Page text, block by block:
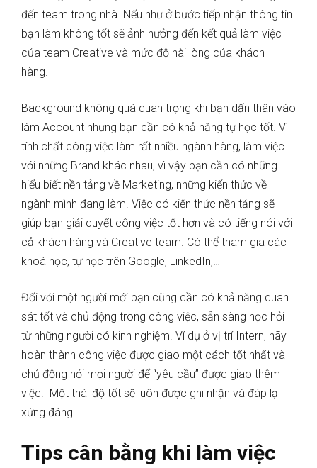
đến team trong nhà. Nếu như ở bước tiếp nhận thông tin
bạn làm không tốt sẽ ảnh hưởng đến kết quả làm việc
của team Creative và mức độ hài lòng của khách
hàng.
Background không quá quan trọng khi bạn dấn thân vào
làm Account nhưng bạn cần có khả năng tự học tốt. Vì
tính chất công việc làm rất nhiều ngành hàng, làm việc
với những Brand khác nhau, vì vậy bạn cần có những
hiểu biết nền tảng về Marketing, những kiến thức về
ngành mình đang làm. Việc có kiến thức nền tảng sẽ
giúp bạn giải quyết công việc tốt hơn và có tiếng nói với
cả khách hàng và Creative team. Có thể tham gia các
khoá học, tự học trên Google, LinkedIn,…
Đối với một người mới bạn cũng cần có khả năng quan
sát tốt và chủ động trong công việc, sẵn sàng học hỏi
từ những người có kinh nghiệm. Ví dụ ở vị trí Intern, hãy
hoàn thành công việc được giao một cách tốt nhất và
chủ động hỏi mọi người để “yêu cầu” được giao thêm
việc. Một thái độ tốt sẽ luôn được ghi nhận và đáp lại
xứng đáng.
Tips cân bằng khi làm việc